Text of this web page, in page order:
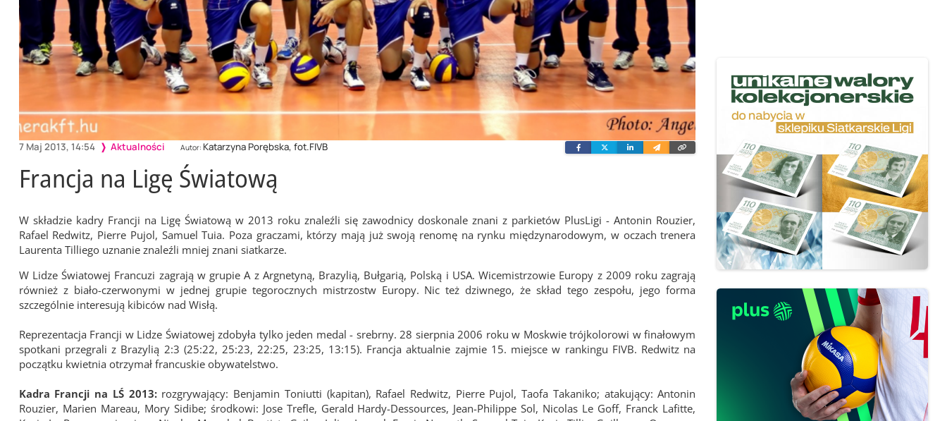
7 Maj 2013, 14:54 Aktualności Autor: Katarzyna Porębska, fot.FIVB FacebookTwitterLinkedinWyślij
e-
link
Francja na Ligę Światową
W składzie kadry Francji na Ligę Światową w 2013 roku znaleźli się zawodnicy doskonale znani z parkietów PlusLigi - Antonin Rouzier,
Rafael Redwitz, Pierre Pujol, Samuel Tuia. Poza graczami, którzy mają już swoją renomę na rynku międzynarodowym, w oczach trenera
Laurenta Tilliego uznanie znaleźli mniej znani siatkarze.
W Lidze Światowej Francuzi zagrają w grupie A z Argnetyną, Brazylią, Bułgarią, Polską i USA. Wicemistrzowie Europy z 2009 roku zagrają
również z biało-czerwonymi w jednej grupie tegorocznych mistrzostw Europy. Nic też dziwnego, że skład tego zespołu, jego forma
szczególnie interesują kibiców nad Wisłą.
Reprezentacja Francji w Lidze Światowej zdobyła tylko jeden medal - srebrny. 28 sierpnia 2006 roku w Moskwie trójkolorowi w finałowym
spotkani przegrali z Brazylią 2:3 (25:22, 25:23, 22:25, 23:25, 13:15). Francja aktualnie zajmie 15. miejsce w rankingu FIVB. Redwitz na
początku kwietnia otrzymał francuskie obywatelstwo.
Kadra Francji na LŚ 2013:rozgrywający: Benjamin Toniutti (kapitan), Rafael Redwitz, Pierre Pujol, Taofa Takaniko; atakujący: Antonin
Rouzier, Marien Mareau, Mory Sidibe; środkowi: Jose Trefle, Gerald Hardy-Dessources, Jean-Philippe Sol, Nicolas Le Goff, Franck Lafitte,